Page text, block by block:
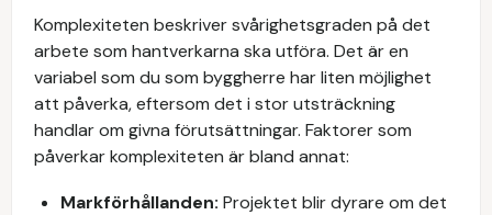
Komplexiteten beskriver svårighetsgraden på det
arbete som hantverkarna ska utföra. Det är en
variabel som du som byggherre har liten möjlighet
att påverka, eftersom det i stor utsträckning
handlar om givna förutsättningar. Faktorer som
påverkar komplexiteten är bland annat:
Markförhållanden: Projektet blir dyrare om det